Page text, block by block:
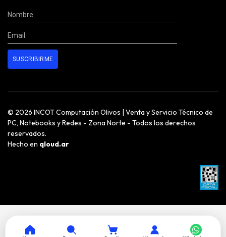
© 2026 INCOT Computación Olivos | Venta y Servicio Técnico de
PC, Notebooks y Redes - Zona Norte - Todos los derechos
reservados.
Hecho en qloud.ar